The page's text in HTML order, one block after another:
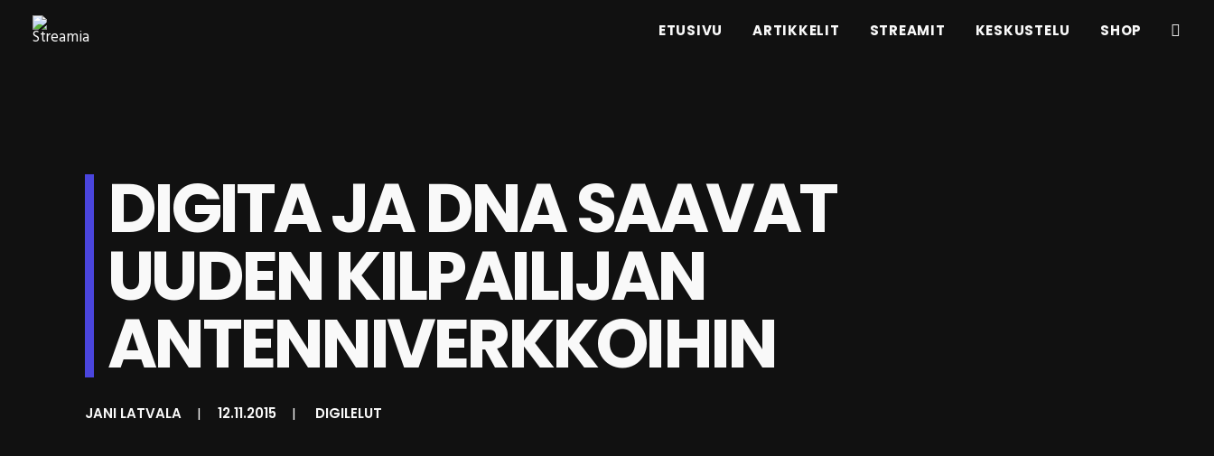
ETUSIVU ARTIKKELIT STREAMIT KESKUSTELU SHOP
DIGITA JA DNA SAAVAT
UUDEN KILPAILIJAN
ANTENNIVERKKOIHIN
JANI LATVALA | 12.11.2015 | DIGILELUT